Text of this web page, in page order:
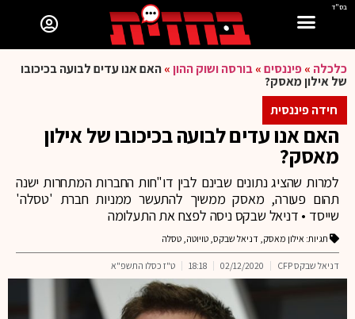
בס"ד
כלכלה »פיננסים»בורסה ושוק ההון»האם אנו עדים לבועה בכיכובו
של אילון מאסק?
חידה פיננסית
האם אנו עדים לבועה בכיכובו של אילון
מאסק?
למרות שהציג נתונים שבינם לבין דו"חות החברות המתחרות ישנה
תהום פעורה, מאסק ממשיך להתעשר ממניות חברת 'טסלה'
שייסד • דניאל שבקס ניסה לפצח את התעלומה
תגיות: אילון מאסק, דניאל שבקס, טויוטה, טסלה
דניאל שבקס CFP 02/12/2020
18:18 ט"ז כסלו התשפ"א